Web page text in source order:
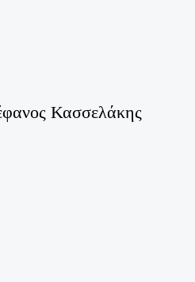
Κασσελάκης